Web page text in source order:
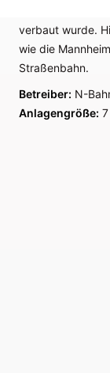
verbaut wurde.
wie die
Straßenbahn.
Betreiber: N-
Anlagengröße: